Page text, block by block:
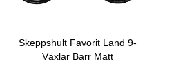
Skeppshult Favorit Land 9-
Växlar Barr Matt